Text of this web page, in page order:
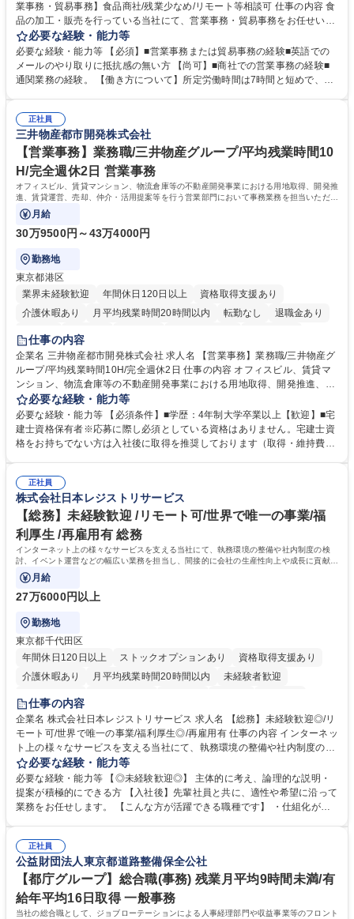
業事務・貿易事務】食品商社/残業少なめ/リモート等相談可 仕事の内容 食
品の加工・販売を行っている当社にて、営業事務・貿易事務をお任せいた
します。営業社員のサポートポジションとして、受発注から海外工場との
調整まで幅広く対応し、当社事業の根幹を支えていただきます。 ■受発注
業務、請求書発行 ■海外工場とのスケジュール調整 ■在庫管理 ■輸入書類
の確認・作成 ■配送手配 ■通関業者を通して行う輸出入業全般 ■倉庫との
ルプロデュースしているため、商品に関わる全ての業務をサポート頂きま
す。 募集職種 東京都中央区【営業事務・貿易事務】食品商社/残業少なめ/
リモート等相談可
必要な経験・能力等
必要な経験・能力等 【必須】■営業事務または貿易事務の経験■英語での
メールのやり取りに抵抗感の無い方 【尚可】■商社での営業事務の経験■
通関業務の経験。 【働き方について】所定労働時間は7時間と短めで、残
の強み】1991年の設立以来、外食産業を中心としたお客様の多様なニー
ズに沿った冷凍水産物等の生産・輸入・販売を一貫して手掛けています。
自社工場と海外拠点の強固な連携によるワンストップサービスが最大の強
みです。 学歴・資格 学歴：大学院 大学 語学力：英語 資格：
正社員
三井物産都市開発株式会社
【営業事務】業務職/三井物産グループ/平均残業時間10
H/完全週休2日 営業事務
オフィスビル、賃貸マンション、物流倉庫等の不動産開発事業における用地取得、開発推
進、賃貸運営、売却、仲介・活用提案等を行う営業部門において事務業務を担当いただき
ます。
月給
30万9500円～43万4000円
勤務地
東京都港区
業界未経験歓迎
年間休日120日以上
資格取得支援あり
介護休暇あり
月平均残業時間20時間以内 転勤なし
退職金あり
在宅OK
賞与あり
駅近5分以内
土日祝休み 寮・社宅あり
仕事の内容
企業名 三井物産都市開発株式会社 求人名 【営業事務】業務職/三井物産グ
ループ/平均残業時間10H/完全週休2日 仕事の内容 オフィスビル、賃貸マ
ンション、物流倉庫等の不動産開発事業における用地取得、開発推進、賃
貸運営、売却、仲介・活用提案等を行う営業部門において事務業務を担当
いただきます。 【詳細】・契約書管理、契約書製本、捺印対応、ファイリ
ング、登記簿取得、調書取得・支払業務（各種費用支払、支払管理、請
求・支払データ登録、取引先マスター申請対応）・予算作成及び予実管
の他に担当頂く業務が発生する場合があります。 募集職種 【営業事務】
業務職/三井物産グループ/平均残業時間10H/完全週休2日
必要な経験・能力等
必要な経験・能力等 【必須条件】■学歴：4年制大学卒業以上【歓迎】■宅
建士資格保有者※応募に際し必須としている資格はありません。宅建士資
格をお持ちでない方は入社後に取得を推奨しております（取得・維持費用
ション力がある方。 ・チャレンジを厭わず、粘り強く業務に取り組める
方。多様な関係者と謙虚に信頼関係を構築でき、期限を意識したスケジュ
ール管理が出来る方。※将来的に他部署（営業部門、コーポレート部門）
へのジョブローテーションの可能性があります。 学歴・資格 学歴：大学
院 大学 語学力： 資格：宅地建物取引士
正社員
株式会社日本レジストリサービス
【総務】未経験歓迎 /リモート可/世界で唯一の事業/福
利厚生 /再雇用有 総務
インターネット上の様々なサービスを支える当社にて、執務環境の整備や社内制度の検
討、イベント運営などの幅広い業務を担当し、間接的に会社の生産性向上や成長に貢献し
ている部署です。
月給
27万6000円以上
勤務地
東京都千代田区
年間休日120日以上
ストックオプションあり
資格取得支援あり
介護休暇あり
月平均残業時間20時間以内
未経験者歓迎
住宅手当あり
完全週休2日制
交通費支給 駅近5分以内 土日祝休み 服装自由
仕事の内容
企業名 株式会社日本レジストリサービス 求人名 【総務】未経験歓迎◎/リ
モート可/世界で唯一の事業/福利厚生◎/再雇用有 仕事の内容 インターネッ
ト上の様々なサービスを支える当社にて、執務環境の整備や社内制度の検
討、イベント運営などの幅広い業務を担当し、間接的に会社の生産性向上
や成長に貢献している部署です。 会社の全メンバーが安心して長く成果を
発揮できる環境を整えるために、毎日のメンテナンスや維持管理に加え、
新たな施策検討を積極的に行っていただき、会社全体を巻き込み課題解決
幅広い業務の体得が可能で、多様なキャリアパスを描くことも可能です。
募集職種 【総務】未経験歓迎◎/リモート可/世界で唯一の事業/福利厚生◎/
再雇用有
必要な経験・能力等
必要な経験・能力等 【◎未経験歓迎◎】 主体的に考え、論理的な説明・
提案が積極的にできる方 【入社後】先輩社員と共に、適性や希望に沿って
業務をお任せします。 【こんな方が活躍できる職種です】 ・仕組化が好
対処できる・新しいことに興味関心がある 【魅力】■自己啓発支援：資格
取得や通信教育など費用の80%（年間25万円まで）を補助 ■住宅手当：家
賃の50%（月額7万円まで）を補助 学歴・資格 学歴：大学院 大学 語学
力： 資格：
正社員
公益財団法人東京都道路整備保全公社
【都庁グループ】総合職(事務) 残業月平均9時間未満/有
給年平均16日取得 一般事務
当社の総合職として、ジョブローテーションによる人事経理部門や収益事業等のフロント